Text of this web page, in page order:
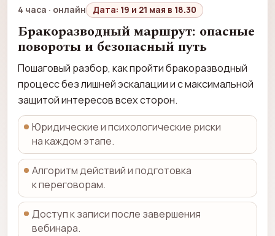
4 часа · онлайн Дата: 19 и 21 мая в 18.30
Бракоразводный маршрут: опасные
повороты и безопасный путь
Пошаговый разбор, как пройти бракоразводный
процесс без лишней эскалации и с максимальной
защитой интересов всех сторон.
Юридические и психологические риски
на каждом этапе.
Алгоритм действий и подготовка
к переговорам.
Доступ к записи после завершения
вебинара.